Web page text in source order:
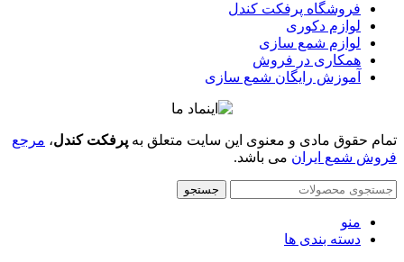
فروشگاه پرفکت کندل
لوازم دکوری
لوازم شمع سازی
همکاری در فروش
آموزش رایگان شمع سازی
تمام حقوق مادی و معنوی این سایت متعلق به پرفکت کندل، مرجع
فروش شمع ایران می باشد.
جستجو
منو
دسته بندی ها